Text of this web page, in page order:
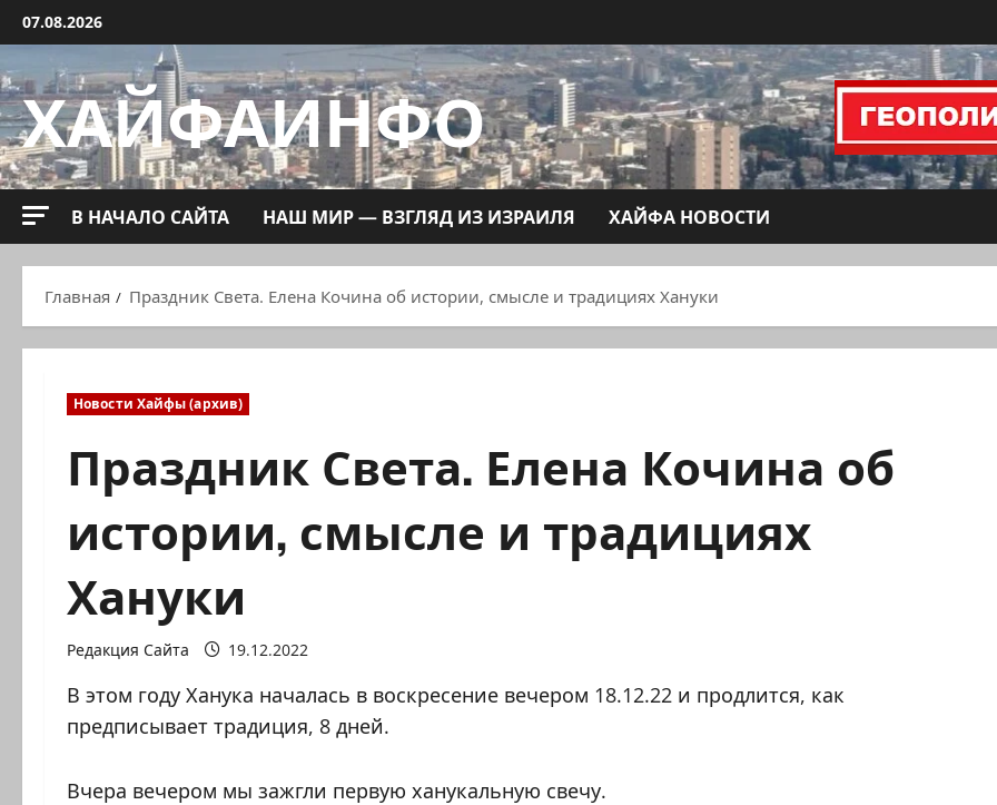
Перейти
к
содержимому
07.08.2026
ХАЙФАИНФО
В НАЧАЛО САЙТА НАШ МИР — ВЗГЛЯД ИЗ ИЗРАИЛЯ ХАЙФА НОВОСТИ
Главная Праздник Света. Елена Кочина об истории, смысле и традициях Хануки
Новости Хайфы (архив)
Праздник Света. Елена Кочина об
истории, смысле и традициях
Хануки
Редакция Сайта 19.12.2022
В этом году Ханука началась в воскресение вечером 18.12.22 и продлится, как
предписывает традиция, 8 дней.
Вчера вечером мы зажгли первую ханукальную свечу.